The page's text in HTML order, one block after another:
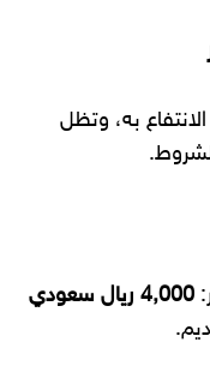
به، وتظل
4,000 ريال سعودي